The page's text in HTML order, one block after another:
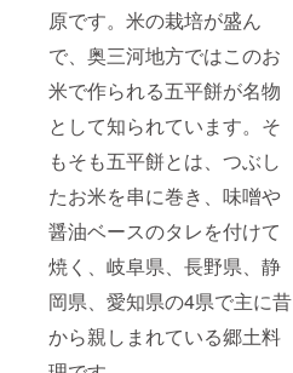
原です。米の栽培が盛ん
で、奥三河地方ではこのお
米で作られる五平餅が名物
として知られています。そ
もそも五平餅とは、つぶし
たお米を串に巻き、味噌や
醤油ベースのタレを付けて
焼く、岐阜県、長野県、静
岡県、愛知県の4県で主に昔
から親しまれている郷土料